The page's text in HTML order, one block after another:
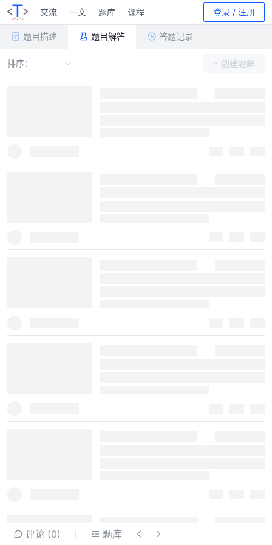
交流 一文 题库 课程 登录 / 注册
题目描述 题目解答 答题记录
排序： + 创建题解
评论 (0) 题库